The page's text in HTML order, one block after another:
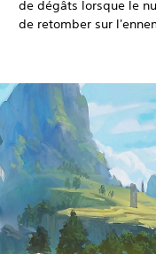
de dégâts lorsque le
de retomber sur